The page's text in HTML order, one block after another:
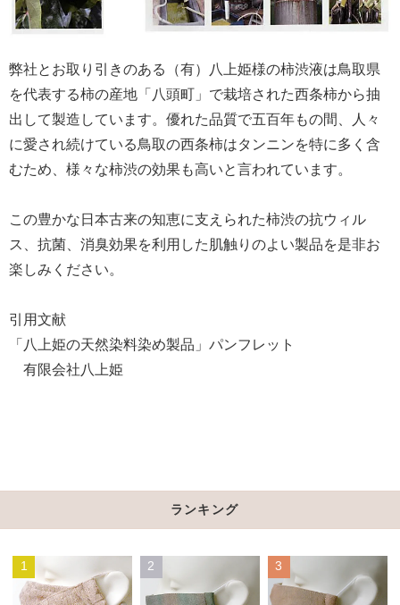
弊社とお取り引きのある（有）八上姫様の柿渋液は鳥取県
を代表する柿の産地「八頭町」で栽培された西条柿から抽
出して製造しています。優れた品質で五百年もの間、人々
に愛され続けている鳥取の西条柿はタンニンを特に多く含
むため、様々な柿渋の効果も高いと言われています。
この豊かな日本古来の知恵に支えられた柿渋の抗ウィル
ス、抗菌、消臭効果を利用した肌触りのよい製品を是非お
楽しみください。
引用文献
「八上姫の天然染料染め製品」パンフレット
有限会社八上姫
ランキング
1 2 3